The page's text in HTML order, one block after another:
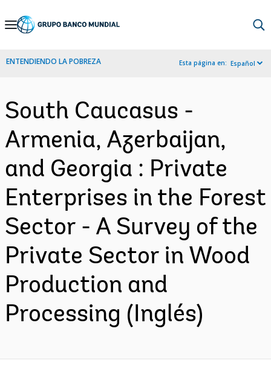
Skip
Navigation
ENTENDIENDO LA POBREZA Esta página en: Español
South Caucasus -
Armenia, Azerbaijan,
and Georgia : Private
Enterprises in the Forest
Sector - A Survey of the
Private Sector in Wood
Production and
Processing (Inglés)